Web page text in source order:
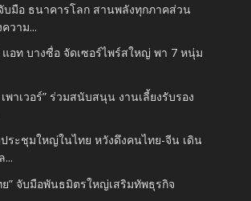
บมือ ธนาคารโลก สานพลังทุกภาคส่วน
วาม...
แอท บางซื่อ จัดเซอร์ไพร์สใหญ่ พา 7 หนุ่ม
พาเวอร์” ร่วมสนับสนุน งานเลี้ยงรับรอง
ประชุมใหญ่ในไทย หวังดึงคนไทย-จีน เดิน
...
ย” จับมือพันธมิตรใหญ่เสริมทัพธุรกิจ